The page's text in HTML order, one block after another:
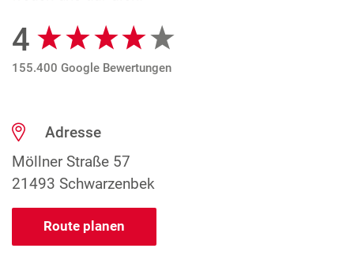
Google Bewertungen
4
155.400 Google Bewertungen
Adresse
Möllner Straße 57
21493 Schwarzenbek
Route planen